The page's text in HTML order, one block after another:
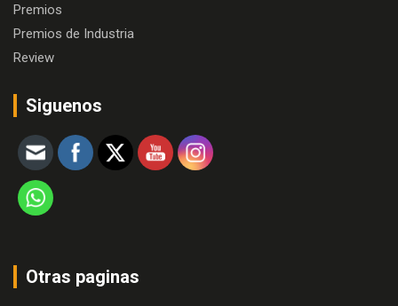
Premios
Premios de Industria
Review
Siguenos
Otras paginas